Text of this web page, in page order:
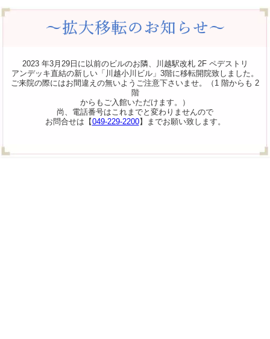
2023 年3月29日に以前のビルのお隣、川越駅改札 2F ペデストリ
アンデッキ直結の新しい「川越小川ビル」3階に移転開院致しました。
ご来院の際にはお間違えの無いようご注意下さいませ。（1 階からも 2
階
からもご入館いただけます。）
尚、電話番号はこれまでと変わりませんので
お問合せは【049-229-2200】までお願い致します。